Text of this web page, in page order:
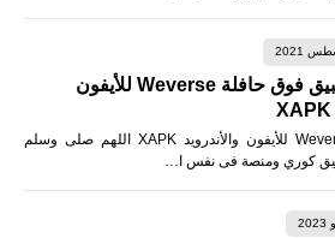
تحميل تطبيق فوق حافلة Weverse للأيفون
تحميل تطبيق فوق حافلة Weverse للأيفون والأندرويد XAPK اللهم صلى وسلم
كوري ومنصة فى نفس ا…